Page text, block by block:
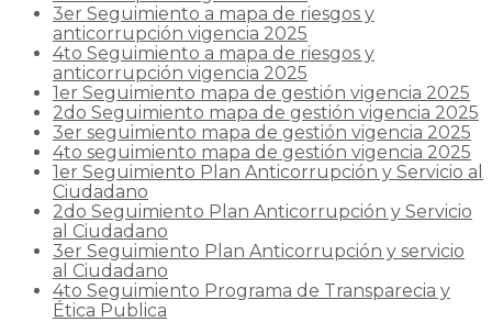
3er Seguimiento a mapa de riesgos y
anticorrupción vigencia 2025
4to Seguimiento a mapa de riesgos y
anticorrupción vigencia 2025
1er Seguimiento mapa de gestión vigencia 2025
2do Seguimiento mapa de gestión vigencia 2025
3er seguimiento mapa de gestión vigencia 2025
4to seguimiento mapa de gestión vigencia 2025
1er Seguimiento Plan Anticorrupción y Servicio al
Ciudadano
2do Seguimiento Plan Anticorrupción y Servicio
al Ciudadano
3er Seguimiento Plan Anticorrupción y servicio
al Ciudadano
4to Seguimiento Programa de Transparecia y
Ética Publica